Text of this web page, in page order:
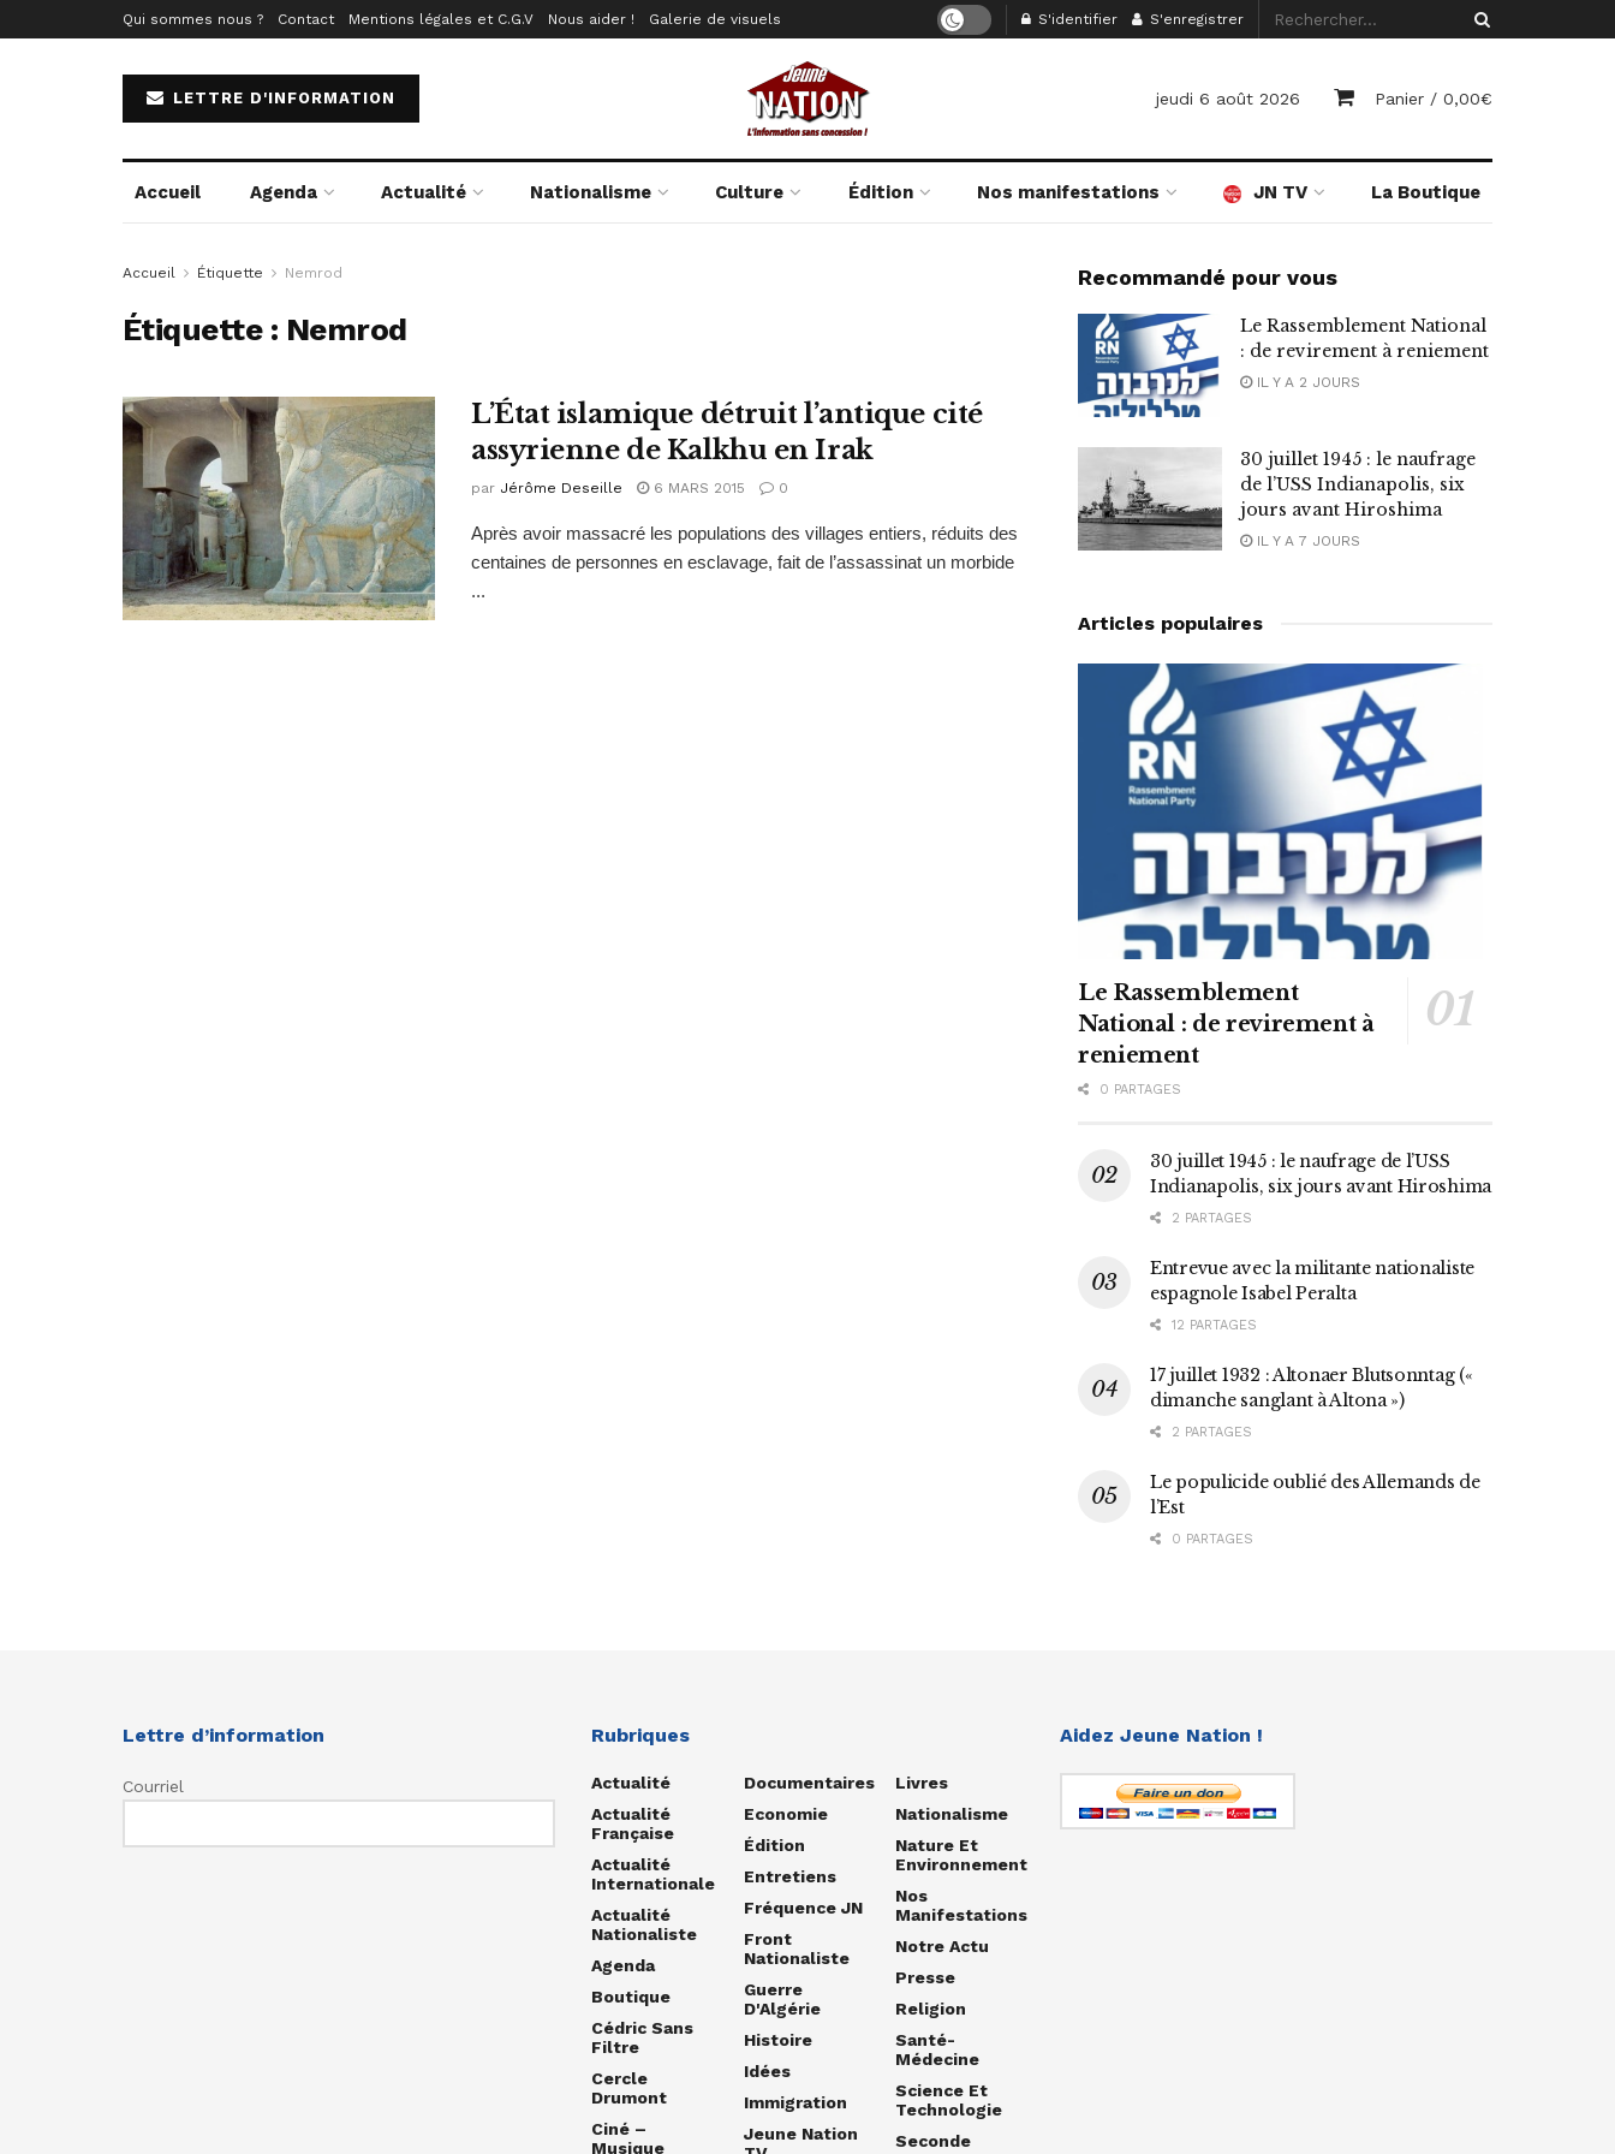
Qui sommes nous ? Contact Mentions légales et C.G.V Nous aider ! Galerie de visuels S'identifier S'enregistrer
LETTRE D'INFORMATION jeudi 6 août 2026 Panier / 0,00€
Accueil Agenda Actualité Nationalisme Culture Édition Nos manifestations JN TV La Boutique
Accueil Étiquette Nemrod
Étiquette : Nemrod
L’État islamique détruit l’antique cité
assyrienne de Kalkhu en Irak
par Jérôme Deseille 6 MARS 2015 0
Après avoir massacré les populations des villages entiers, réduits des
centaines de personnes en esclavage, fait de l’assassinat un morbide
...
Recommandé pour vous
Le Rassemblement National
: de revirement à reniement
IL Y A 2 JOURS
30 juillet 1945 : le naufrage
de l’USS Indianapolis, six
jours avant Hiroshima
IL Y A 7 JOURS
Articles populaires
Le Rassemblement
National : de revirement à
reniement
0 PARTAGES
30 juillet 1945 : le naufrage de l’USS
Indianapolis, six jours avant Hiroshima
2 PARTAGES
Entrevue avec la militante nationaliste
espagnole Isabel Peralta
12 PARTAGES
17 juillet 1932 : Altonaer Blutsonntag («
dimanche sanglant à Altona »)
2 PARTAGES
Le populicide oublié des Allemands de
l’Est
0 PARTAGES
Lettre d’information
Courriel
Rubriques
Actualité
Actualité
Française
Actualité
Internationale
Actualité
Nationaliste
Agenda
Boutique
Cédric Sans
Filtre
Cercle
Drumont
Ciné –
Musique
Documentaires
Economie
Édition
Entretiens
Fréquence JN
Front
Nationaliste
Guerre
D'Algérie
Histoire
Idées
Immigration
Jeune Nation
Livres
Nationalisme
Nature Et
Environnement
Nos
Manifestations
Notre Actu
Presse
Religion
Santé-
Médecine
Science Et
Technologie
Seconde
Aidez Jeune Nation !